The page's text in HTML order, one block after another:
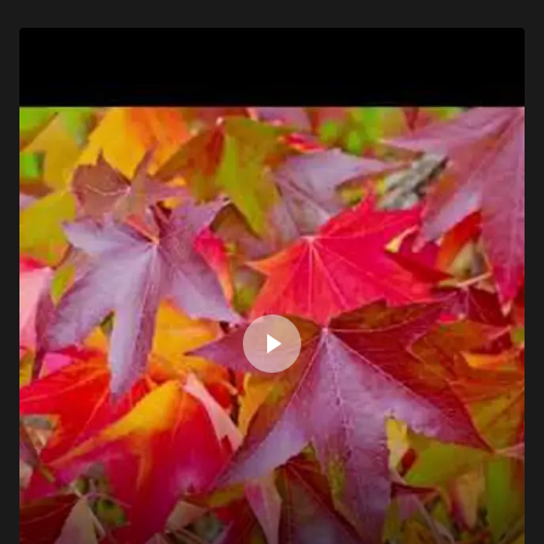
Les cours, séminaires, colloques sont enregistrés puis mis à
disposition du public sur le site internet du Collège de France.
Découvrez toutes les ressources du Collège de France :
https://www.college-de-france.fr